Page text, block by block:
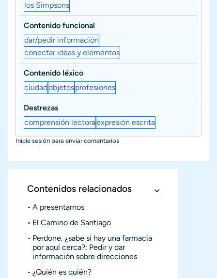
los Simpsons
Contenido funcional
dar/pedir información
conectar ideas y elementos
Contenido léxico
ciudadobjetosprofesiones
Destrezas
comprensión lectoraexpresión escrita
Inicie sesión para enviar comentarios
Contenidos relacionados
A presentarnos
El Camino de Santiago
Perdone, ¿sabe si hay una farmacia
por aquí cerca?: Pedir y dar
información sobre direcciones
¿Quién es quién?